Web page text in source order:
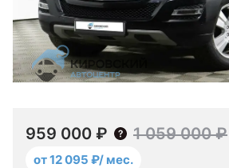
959 000 ₽ 1 059 000 ₽
от 12 095 ₽/ мес.